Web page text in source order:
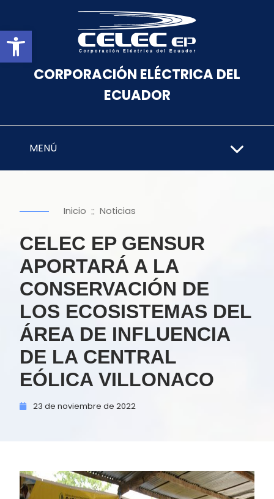
Abrir barra de herramientas
CORPORACIÓN ELÉCTRICA DEL
ECUADOR
MENÚ
Inicio :: Noticias
CELEC EP GENSUR
APORTARÁ A LA
CONSERVACIÓN DE
LOS ECOSISTEMAS DEL
ÁREA DE INFLUENCIA
DE LA CENTRAL
EÓLICA VILLONACO
23 de noviembre de 2022